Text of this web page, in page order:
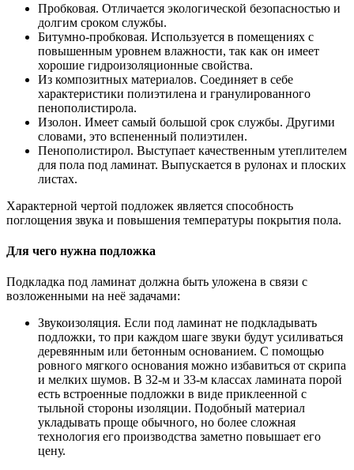
Пробковая. Отличается экологической безопасностью и
долгим сроком службы.
Битумно-пробковая. Используется в помещениях с
повышенным уровнем влажности, так как он имеет
хорошие гидроизоляционные свойства.
Из композитных материалов. Соединяет в себе
характеристики полиэтилена и гранулированного
пенополистирола.
Изолон. Имеет самый большой срок службы. Другими
словами, это вспененный полиэтилен.
Пенополистирол. Выступает качественным утеплителем
для пола под ламинат. Выпускается в рулонах и плоских
листах.
Характерной чертой подложек является способность
поглощения звука и повышения температуры покрытия пола.
Для чего нужна подложка
Подкладка под ламинат должна быть уложена в связи с
возложенными на неё задачами:
Звукоизоляция. Если под ламинат не подкладывать
подложки, то при каждом шаге звуки будут усиливаться
деревянным или бетонным основанием. С помощью
ровного мягкого основания можно избавиться от скрипа
и мелких шумов. В 32-м и 33-м классах ламината порой
есть встроенные подложки в виде приклеенной с
тыльной стороны изоляции. Подобный материал
укладывать проще обычного, но более сложная
технология его производства заметно повышает его
цену.